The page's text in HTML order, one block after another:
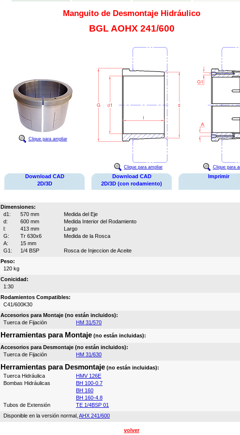
Manguito de Desmontaje Hidráulico
BGL AOHX 241/600
Clique para ampliar
Clique para ampliar Clique para
Download CAD
2D/3D
Download CAD
2D/3D (con rodamiento)
Imprimir
Dimensiones:
d1:
570 mm
Medida del Eje
d:
600 mm
Medida Interior del Rodamiento
l:
413 mm
Largo
G:
Tr 630x6
Medida de la Rosca
A:
15 mm
G1:
1/4 BSP
Rosca de Injeccion de Aceite
Peso:
120 kg
Conicidad:
1:30
Rodamientos Compatibles:
C41/600K30
Accesorios para Montaje (no están incluidos):
Tuerca de Fijación
HM 31/570
Herramientas para Montaje (no están incluidas):
Accesorios para Desmontaje (no están incluidos):
Tuerca de Fijación
HM 31/630
Herramientas para Desmontaje (no están incluidas):
Tuerca Hidráulica
HMV 126E
Bombas Hidráulicas
BH 100-0.7
BH 160
BH 160-4.8
Tubos de Extensión
TE 1/4BSP 01
Disponible en la versión normal, AHX 241/600
volver